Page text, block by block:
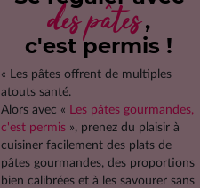
des pâtes,
c'est permis !
« Les pâtes offrent de multiples
atouts santé.
Alors avec «
Les pâtes gourmandes,
c'est permis », prenez du plaisir à
cuisiner facilement des plats de
pâtes gourmandes, des proportions
bien calibrées et à les savourer sans